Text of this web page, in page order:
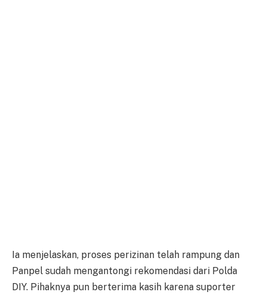
Ia menjelaskan, proses perizinan telah rampung dan
Panpel sudah mengantongi rekomendasi dari Polda
DIY. Pihaknya pun berterima kasih karena suporter